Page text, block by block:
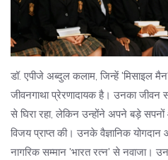
डॉ. एपीजे अब्दुल कलाम, जिन्हें 'मिसाइल
जीवनगाथा प्रेरणादायक है। उनका जीवन
से घिरा रहा, लेकिन उन्होंने अपने बड़े
विजय प्राप्त की। उनके वैज्ञानिक
नागरिक सम्मान 'भारत रत्न' से नवाजा।